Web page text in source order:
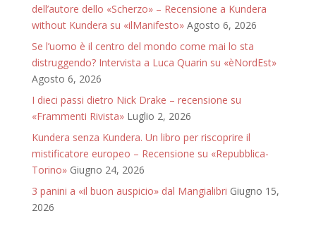
dell’autore dello «Scherzo» – Recensione a Kundera
without Kundera su «ilManifesto» Agosto 6, 2026
Se l’uomo è il centro del mondo come mai lo sta
distruggendo? Intervista a Luca Quarin su «èNordEst»
Agosto 6, 2026
I dieci passi dietro Nick Drake – recensione su
«Frammenti Rivista» Luglio 2, 2026
Kundera senza Kundera. Un libro per riscoprire il
mistificatore europeo – Recensione su «Repubblica-
Torino» Giugno 24, 2026
3 panini a «il buon auspicio» dal Mangialibri Giugno 15,
2026